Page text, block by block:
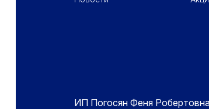
ИП Погосян Феня